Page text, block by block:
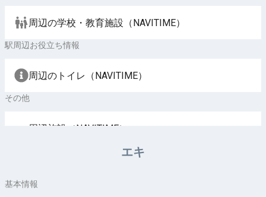
周辺の学校・教育施設（NAVITIME）
駅周辺お役立ち情報
周辺のトイレ（NAVITIME）
その他
周辺施設（NAVITIME）
エキ
基本情報